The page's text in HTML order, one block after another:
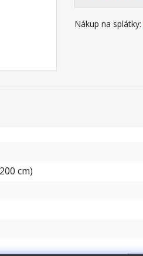
Nákup na splátky:
cm)